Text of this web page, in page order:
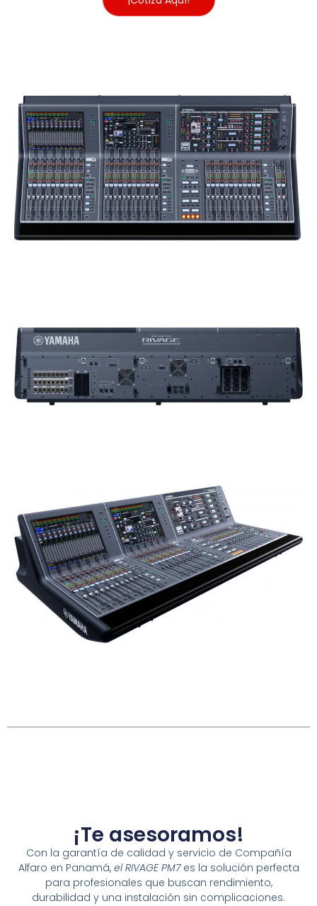
¡Te asesoramos!
Con la garantía de calidad y servicio de Compañía
Alfaro en Panamá, el RIVAGE PM7es la solución perfecta
para profesionales que buscan rendimiento,
durabilidad y una instalación sin complicaciones.